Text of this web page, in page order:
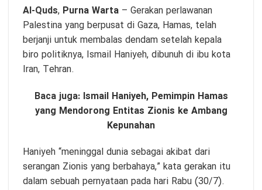
Al-Quds, Purna Warta – Gerakan perlawanan
Palestina yang berpusat di Gaza, Hamas, telah
berjanji untuk membalas dendam setelah kepala
biro politiknya, Ismail Haniyeh, dibunuh di ibu kota
Iran, Tehran.
Baca juga: Ismail Haniyeh, Pemimpin Hamas
yang Mendorong Entitas Zionis ke Ambang
Kepunahan
Haniyeh “meninggal dunia sebagai akibat dari
serangan Zionis yang berbahaya,” kata gerakan itu
dalam sebuah pernyataan pada hari Rabu (30/7).